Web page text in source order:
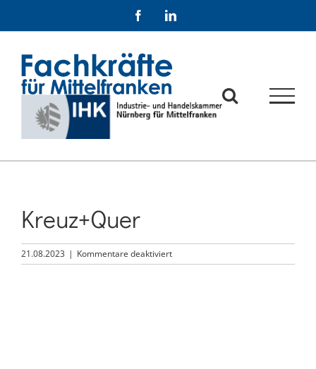
FacebookLinkedIn
Kreuz+Quer
21.08.2023 | Kommentare deaktiviertfür
Kreuz+Quer